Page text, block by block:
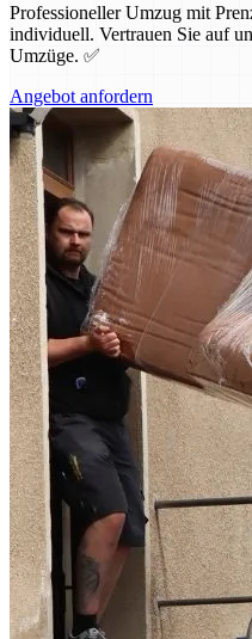
Professioneller Umzug mit
individuell. Vertrauen Sie auf
Umzüge. ✅
Angebot anfordern